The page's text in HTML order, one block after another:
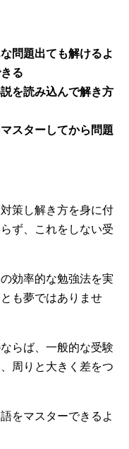
問題出ても解けるよ
る
を読み込んで解き方
スターしてから問題
策し解き方を身に付
ず、これをしない受
効率的な勉強法を実
も夢ではありませ
らば、一般的な受験
周りと大きく差をつ
をマスターできるよ